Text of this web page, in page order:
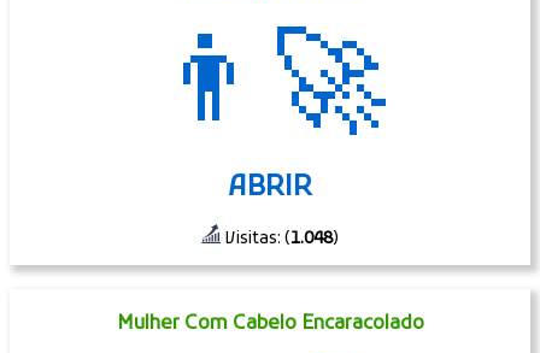
👨‍🚀
ABRIR
Visitas: (1.048)
Mulher Com Cabelo Encaracolado